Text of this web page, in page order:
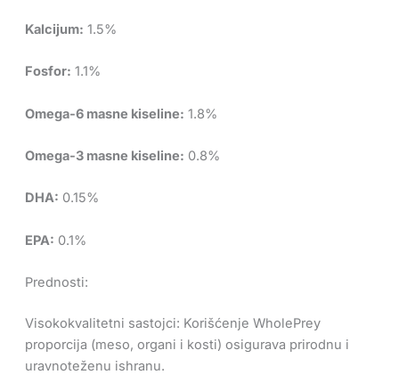
Kalcijum: 1.5%
Fosfor: 1.1%
Omega-6 masne kiseline: 1.8%
Omega-3 masne kiseline: 0.8%
DHA: 0.15%
EPA: 0.1%
Prednosti:
Visokokvalitetni sastojci: Korišćenje WholePrey
proporcija (meso, organi i kosti) osigurava prirodnu i
uravnoteženu ishranu.